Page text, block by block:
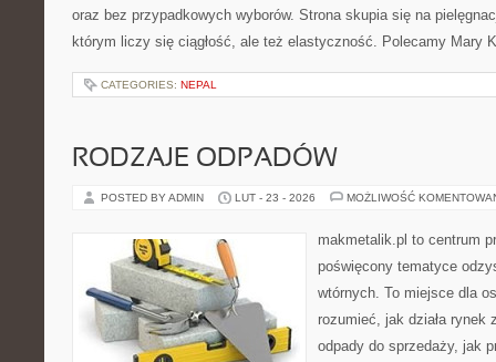
oraz bez przypadkowych wyborów. Strona skupia się na
którym liczy się ciągłość, ale też elastyczność. Polecamy Mary
CATEGORIES: NEPAL
RODZAJE ODPADÓW
POSTED BY ADMIN LUT - 23 - 2026 MOŻLIWOŚĆ
makmetalik.pl to centrum
poświęcony tematyce
wtórnych. To miejsce dla
rozumieć, jak działa rynek
odpady do sprzedaży, jak